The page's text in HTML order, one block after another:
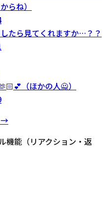
らね）
たら見てくれますか…？？
（ほかの人🙅）
→
機能（リアクション・返